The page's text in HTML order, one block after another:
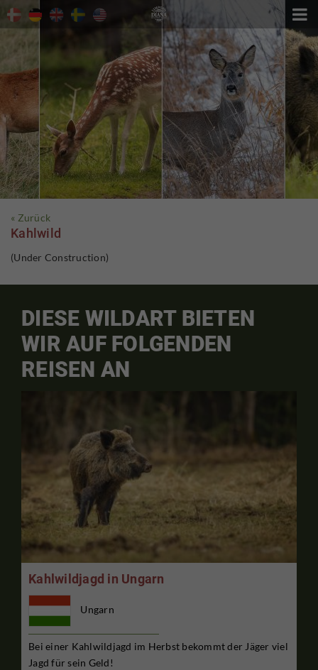

« Zurück
Kahlwild
(Under Construction)
DIESE WILDART BIETEN
WIR AUF FOLGENDEN
REISEN AN
Kahlwildjagd in Ungarn
Ungarn
Bei einer Kahlwildjagd im Herbst bekommt der Jäger viel
Jagd für sein Geld!